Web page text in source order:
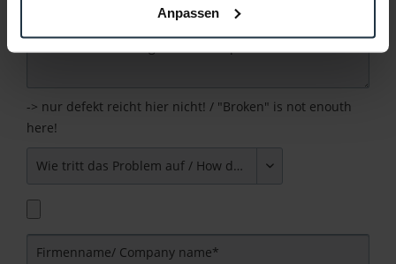
Anpassen
-> nur defekt reicht hier nicht! / "Broken" is not enouth
here!